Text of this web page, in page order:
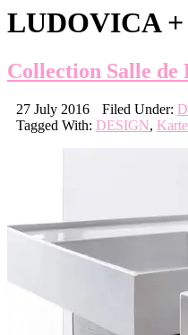
LUDOVICA
Collection Salle
27 July 2016 Filed Under:
Tagged With: DESIGN,